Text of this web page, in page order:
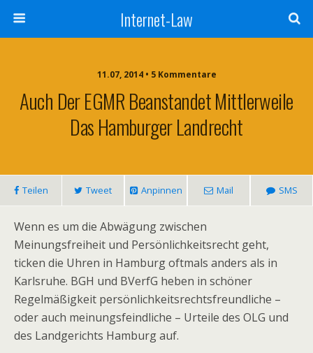
Internet-Law
11.07, 2014 • 5 Kommentare
Auch Der EGMR Beanstandet Mittlerweile
Das Hamburger Landrecht
Teilen Tweet Anpinnen Mail SMS
Wenn es um die Abwägung zwischen
Meinungsfreiheit und Persönlichkeitsrecht geht,
ticken die Uhren in Hamburg oftmals anders als in
Karlsruhe. BGH und BVerfG heben in schöner
Regelmäßigkeit persönlichkeitsrechtsfreundliche –
oder auch meinungsfeindliche – Urteile des OLG und
des Landgerichts Hamburg auf.